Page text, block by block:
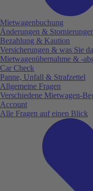
Mietwagenbuchung
Änderungen &
Bezahlung & Kaution
Versicherungen & was Sie
Mietwagenübernahme & -
Car Check
Panne, Unfall & Strafzettel
Allgemeine Fragen
Verschiedene Mietwagen-
Account
Alle Fragen auf einen Blick